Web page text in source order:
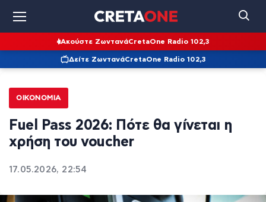
Ακούστε ΖωντανάCretaOne Radio 102,3
Δείτε ΖωντανάCretaOne Radio 102,3
ΟΙΚΟΝΟΜΊΑ
Fuel Pass 2026: Πότε θα γίνεται η
χρήση του voucher
17.05.2026, 22:54